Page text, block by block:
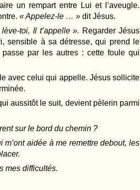
un rempart entre Lui et l’aveugle.
« Appelez-le … » dit Jésus.
toi, Il t’appelle ». Regarder Jésus
sensible à sa détresse, qui prend le
par les autres : cette foule qui
avec celui qui appelle. Jésus sollicite
aussitôt le suit, devient pèlerin parmi
sur le bord du chemin ?
aidée à me remettre debout, les
mes difficultés.